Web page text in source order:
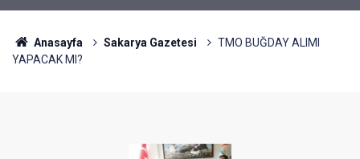
Anasayfa Sakarya Gazetesi
TMO BUĞDAY ALIMI
YAPACAK MI?